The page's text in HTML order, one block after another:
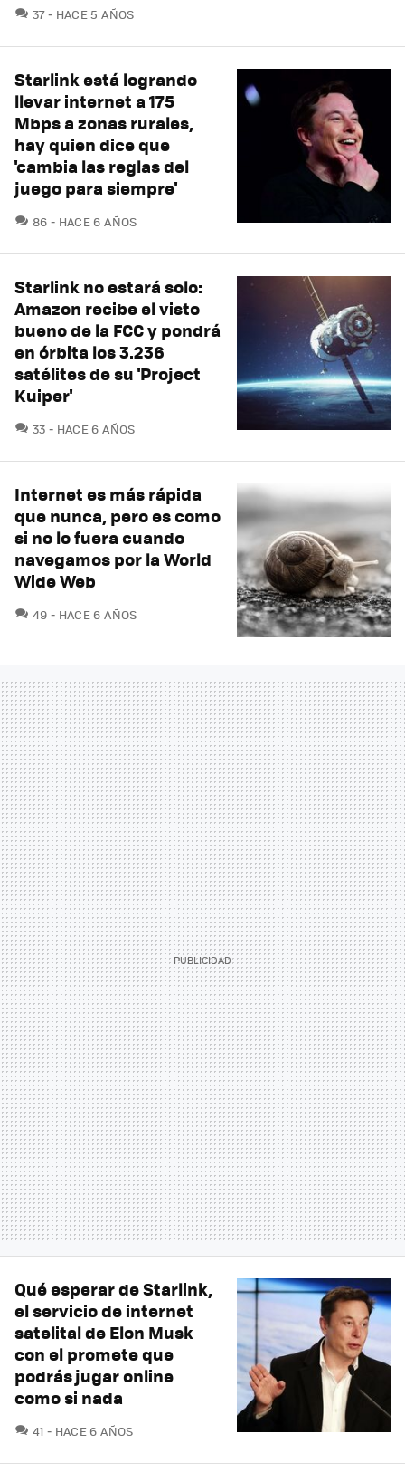
37COMENTARIOS
HACE 5 AÑOS
Starlink está logrando
llevar internet a 175
Mbps a zonas rurales,
hay quien dice que
'cambia las reglas del
juego para siempre'
86 COMENTARIOS
HACE 6 AÑOS
Starlink no estará solo:
Amazon recibe el visto
bueno de la FCC y pondrá
en órbita los 3.236
satélites de su 'Project
Kuiper'
33 COMENTARIOS
HACE 6 AÑOS
Internet es más rápida
que nunca, pero es como
si no lo fuera cuando
navegamos por la World
Wide Web
49 COMENTARIOS
HACE 6 AÑOS
Qué esperar de Starlink,
el servicio de internet
satelital de Elon Musk
con el promete que
podrás jugar online
como si nada
41 COMENTARIOS
HACE 6 AÑOS